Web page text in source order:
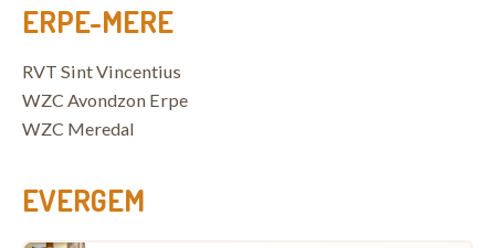
ERPE-MERE
RVT Sint Vincentius
WZC Avondzon Erpe
WZC Meredal
EVERGEM